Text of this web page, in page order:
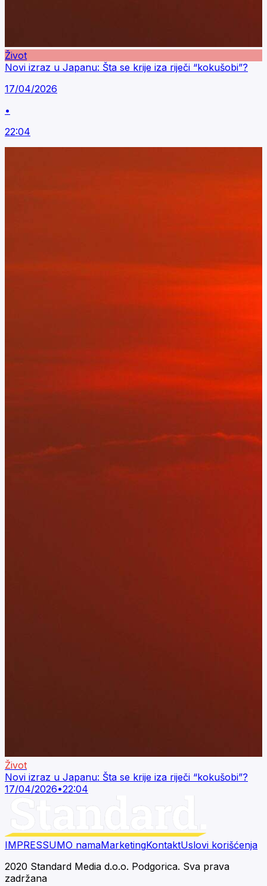
Život
Novi izraz u Japanu: Šta se krije iza riječi “kokušobi”?
17/04/2026
•
22:04
Život
Novi izraz u Japanu: Šta se krije iza riječi “kokušobi”?
17/04/2026•22:04
IMPRESSUMO namaMarketingKontaktUslovi korišćenja
2020 Standard Media d.o.o. Podgorica. Sva prava
zadržana